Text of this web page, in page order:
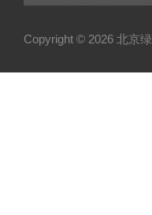
Copyright © 2026 北京